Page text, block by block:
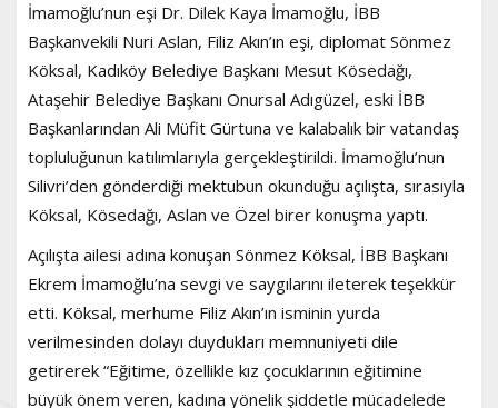
İmamoğlu’nun eşi Dr. Dilek Kaya İmamoğlu, İBB
Başkanvekili Nuri Aslan, Filiz Akın’ın eşi, diplomat Sönmez
Köksal, Kadıköy Belediye Başkanı Mesut Kösedağı,
Ataşehir Belediye Başkanı Onursal Adıgüzel, eski İBB
Başkanlarından Ali Müfit Gürtuna ve kalabalık bir vatandaş
topluluğunun katılımlarıyla gerçekleştirildi. İmamoğlu’nun
Silivri’den gönderdiği mektubun okunduğu açılışta, sırasıyla
Köksal, Kösedağı, Aslan ve Özel birer konuşma yaptı.
Açılışta ailesi adına konuşan Sönmez Köksal, İBB Başkanı
Ekrem İmamoğlu’na sevgi ve saygılarını ileterek teşekkür
etti. Köksal, merhume Filiz Akın’ın isminin yurda
verilmesinden dolayı duydukları memnuniyeti dile
getirerek “Eğitime, özellikle kız çocuklarının eğitimine
büyük önem veren, kadına yönelik şiddetle mücadelede